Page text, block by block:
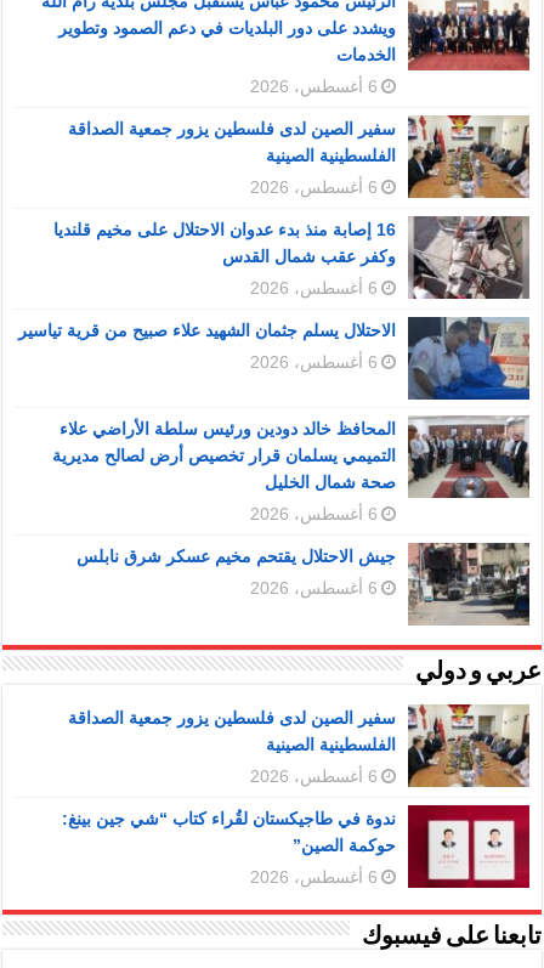
ويشدد على دور البلديات في دعم الصمود وتطوير
الخدمات
6 أغسطس، 2026
سفير الصين لدى فلسطين يزور جمعية الصداقة
الفلسطينية الصينية
6 أغسطس، 2026
16 إصابة منذ بدء عدوان الاحتلال على مخيم قلنديا
وكفر عقب شمال القدس
6 أغسطس، 2026
الاحتلال يسلم جثمان الشهيد علاء صبيح من قرية تياسير
6 أغسطس، 2026
المحافظ خالد دودين ورئيس سلطة الأراضي علاء
التميمي يسلمان قرار تخصيص أرض لصالح مديرية
صحة شمال الخليل
6 أغسطس، 2026
جيش الاحتلال يقتحم مخيم عسكر شرق نابلس
6 أغسطس، 2026
عربي و دولي
سفير الصين لدى فلسطين يزور جمعية الصداقة
الفلسطينية الصينية
6 أغسطس، 2026
ندوة في طاجيكستان لقُراء كتاب “شي جين بينغ:
حوكمة الصين”
6 أغسطس، 2026
تابعنا على فيسبوك